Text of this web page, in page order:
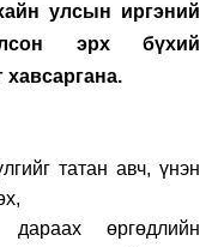
улсын иргэний
эрх бүхий
татан авч, үнэн
,
өргөдлийн